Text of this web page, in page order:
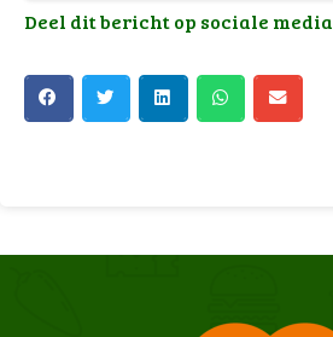
Deel dit bericht op sociale media